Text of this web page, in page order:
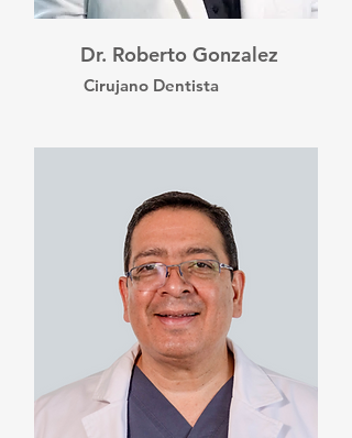
Dr. Roberto Gonzalez
Cirujano Dentista